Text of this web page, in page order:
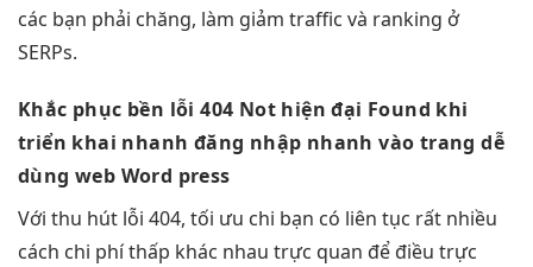
các bạn phải chăng, làm giảm traffic và ranking ở
SERPs.
Khắc phục bền lỗi 404 Not hiện đại Found khi
triển khai nhanh đăng nhập nhanh vào trangdễ
dùng web Word press
Với thu hút lỗi 404, tối ưu chi bạn có liên tục rất nhiều
cách chi phí thấp khác nhau trực quan để điều trực